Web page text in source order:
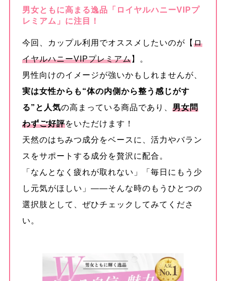
男女ともに高まる逸品「ロイヤルハニーVIPプ
レミアム」に注目！
今回、カップル利用でオススメしたいのが【 ロ
イヤルハニーVIPプレミアム】。
男性向けのイメージが強いかもしれませんが、
実は女性からも“体の内側から整う感じがす
る”と人気の高まっている商品であり、 男女問
わずご好評をいただけます！
天然のはちみつ成分をベースに、活力やバラン
スをサポートする成分を贅沢に配合。
「なんとなく疲れが取れない」「毎日にもう少
し元気がほしい」——そんな時のもうひとつの
選択肢として、ぜひチェックしてみてくださ
い。